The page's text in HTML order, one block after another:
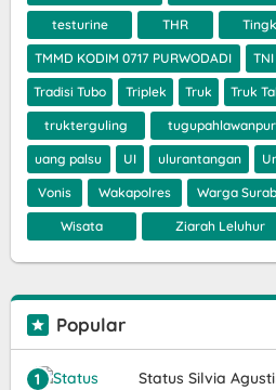
testurine THR
TMMD KODIM 0717 PURWODADI TNI
Tradisi Tubo Triplek Truk Truk
trukterguling
uang palsu UI ulurantangan
Vonis Wakapolres Warga
Wisata Ziarah Leluhur
Popular
Status Silvia